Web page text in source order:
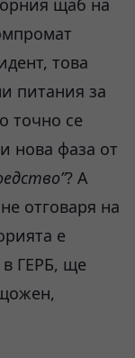
щаб на
това
питания за
точно се
нова фаза от
? А
отговаря на
е
в ГЕРБ, ще